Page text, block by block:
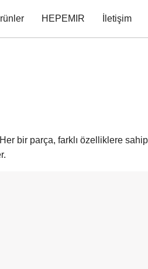
HEPEMIR İletişim
bir parça, farklı özelliklere